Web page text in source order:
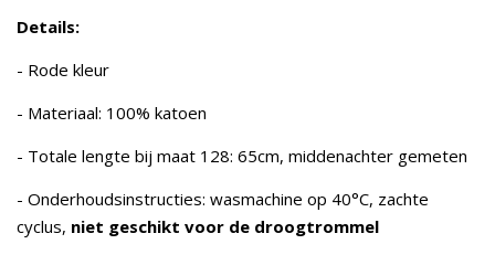
Details:
- Rode kleur
- Materiaal: 100% katoen
- Totale lengte bij maat 128: 65cm, middenachter gemeten
- Onderhoudsinstructies: wasmachine op 40°C, zachte
cyclus, niet geschikt voor de droogtrommel